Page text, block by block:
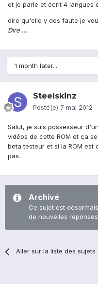
et je parle et écrit 4 langues
dire qu'elle y des faute je
Dire ...
1 month later...
Steelskinz
Posté(e) 7 mai 2012
Salut, je suis possesseur
vidéos de cette ROM et ça
beta testeur et si la ROM est
pas.
Archivé
Ce sujet est
de nouvelles
Aller sur la liste des sujets